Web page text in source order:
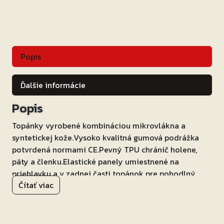
Popis
Ďalšie informácie
Popis
Topánky vyrobené kombináciou mikrovlákna a
syntetickej kože.Vysoko kvalitná gumová podrážka
potvrdená normami CE.Pevný TPU chránič holene,
päty a členku.Elastické panely umiestnené na
priehlavku a v zadnej časti topánok pre pohodlný
pohyb.Zosilnenie v mieste radiacej páky.Zapínanie
pomocou zipsu a prekrytie suchým zipsom.Perforácie
Čítať viac